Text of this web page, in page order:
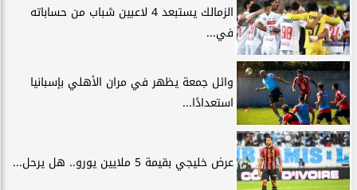
الزمالك يستبعد 4 لاعبين شباب من حساباته
في...
وائل جمعة يظهر في مران الأهلي بإسبانيا
استعدادًا...
عرض خليجي بقيمة 5 ملايين يورو.. هل يرحل...